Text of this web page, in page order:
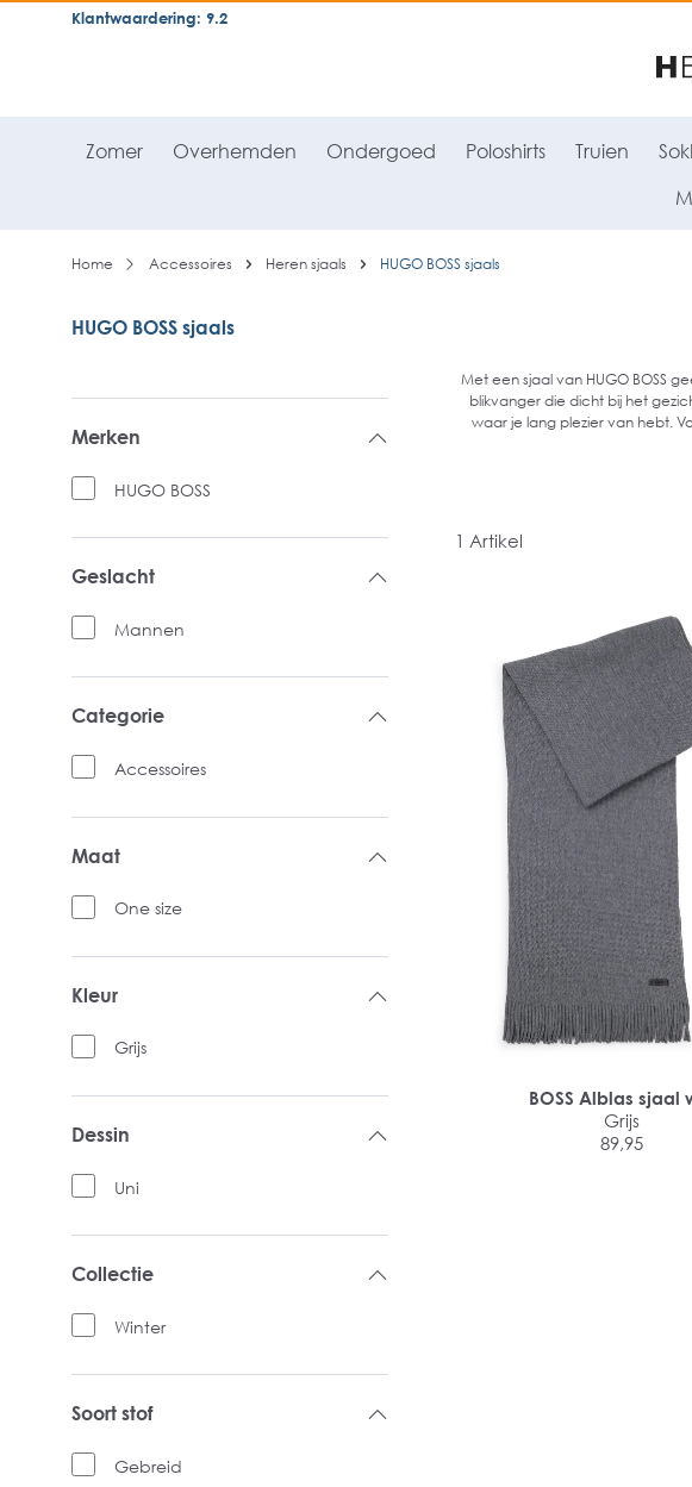
general.skipToNavigation
Klantwaardering: 9.2
Zomer Overhemden Ondergoed Poloshirts Truien
Home Accessoires Heren sjaals HUGO BOSS sjaals
HUGO BOSS sjaals
Merken
HUGO BOSS
Geslacht
Mannen
Categorie
Accessoires
Maat
One size
Kleur
Grijs
Dessin
Uni
Collectie
Winter
Soort stof
Gebreid
Met een sjaal van HUGO BOSS
blikvanger die dicht bij het
waar je lang plezier van hebt.
1 Artikel
BOSS Alblas sjaal
Grijs
89,95